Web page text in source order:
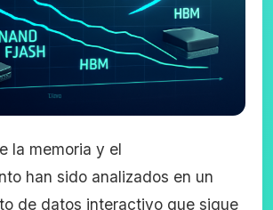
la memoria y el
han sido analizados en un
de datos interactivo que sigue